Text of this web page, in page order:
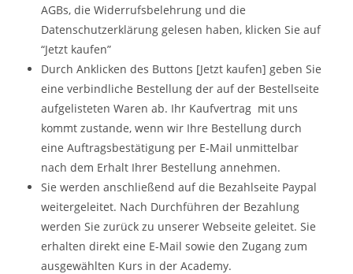
AGBs, die Widerrufsbelehrung und die
Datenschutzerklärung gelesen haben, klicken Sie auf
“Jetzt kaufen”
Durch Anklicken des Buttons [Jetzt kaufen] geben Sie
eine verbindliche Bestellung der auf der Bestellseite
aufgelisteten Waren ab. Ihr Kaufvertrag mit uns
kommt zustande, wenn wir Ihre Bestellung durch
eine Auftragsbestätigung per E-Mail unmittelbar
nach dem Erhalt Ihrer Bestellung annehmen.
Sie werden anschließend auf die Bezahlseite Paypal
weitergeleitet. Nach Durchführen der Bezahlung
werden Sie zurück zu unserer Webseite geleitet. Sie
erhalten direkt eine E-Mail sowie den Zugang zum
ausgewählten Kurs in der Academy.